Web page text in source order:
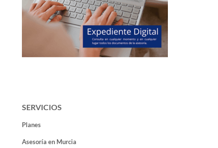
SERVICIOS
Planes
Asesoría en Murcia